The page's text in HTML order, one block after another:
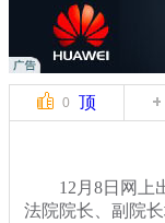
0 顶
12月8日网上出
法院院长、副院长